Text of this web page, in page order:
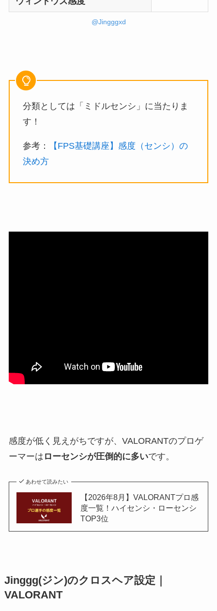
@Jingggxd
分類としては「ミドルセンシ」に当たりま
す！
参考：
【FPS基礎講座】感度（センシ）の
決め方
感度が低く見えがちですが、VALORANTのプロゲ
ーマーは ローセンシが圧倒的に多いです。
あわせて読みたい
【2026年8月】VALORANTプロ感
度一覧！ハイセンシ・ローセンシ
TOP3位
Jinggg(ジン)のクロスヘア設定｜
VALORANT